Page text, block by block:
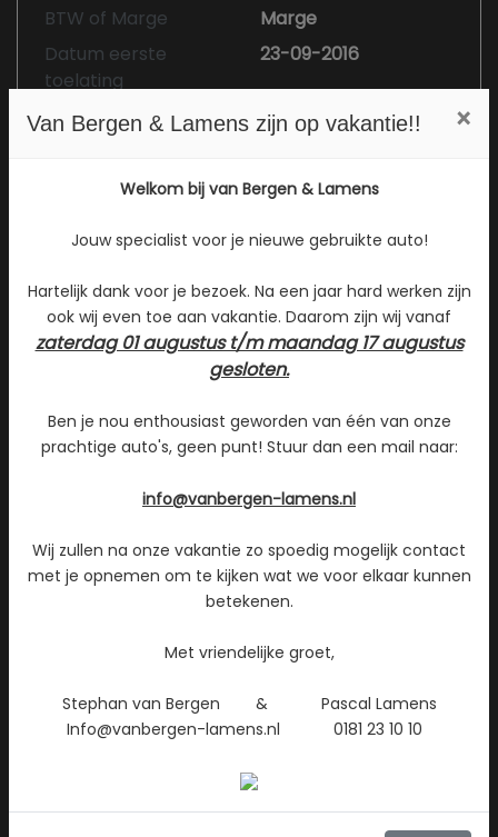
BTW of Marge
Marge
Datum eerste
toelating
23-09-2016
Datum eerste
toelating
23-09-2016
23-09-2026
Tellerstand
24.416 KM
Kleur
Zwart Metallic
Bekleding
Stof
Zwart
Aantal deuren
5
Aantal zitplaatsen
5
945 kg
geremd
Motorrijtuigenbelasting
€ 92 - 99 per
kwartaal
Aantal sleutels
2
Motor en transmissie
Van Bergen & Lamens zijn op vakantie!! ×
Welkom bij van Bergen & Lamens
Jouw specialist voor je nieuwe gebruikte auto!
Hartelijk dank voor je bezoek. Na een jaar hard werken zijn
ook wij even toe aan vakantie. Daarom zijn wij vanaf
zaterdag 01 augustus t/m maandag 17 augustus
gesloten.
Ben je nou enthousiast geworden van één van onze
prachtige auto's, geen punt! Stuur dan een mail naar:
info@vanbergen-lamens.nl
Wij zullen na onze vakantie zo spoedig mogelijk contact
met je opnemen om te kijken wat we voor elkaar kunnen
betekenen.
Met vriendelijke groet,
Stephan van Bergen & Pascal Lamens
Info@vanbergen-lamens.nl 0181 23 10 10